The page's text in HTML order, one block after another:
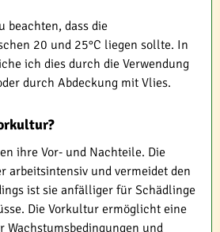
beachten, dass die
20 und 25°C liegen sollte. In
ich dies durch die Verwendung
durch Abdeckung mit Vlies.
ihre Vor- und Nachteile. Die
arbeitsintensiv und vermeidet den
ist sie anfälliger für Schädlinge
Die Vorkultur ermöglicht eine
Wachstumsbedingungen und